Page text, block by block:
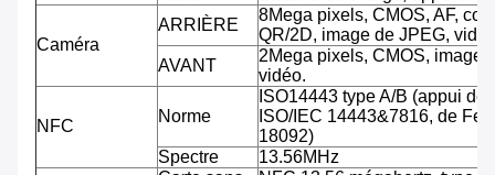
Caméra
ARRIÈRE
8Mega pixels, CMOS, AF,
QR/2D, image de JPEG,
AVANT
2Mega pixels, CMOS, image
vidéo.
NFC
Norme
ISO14443 type A/B (appui de
ISO/IEC 14443&7816, de
18092)
Spectre
13.56MHz